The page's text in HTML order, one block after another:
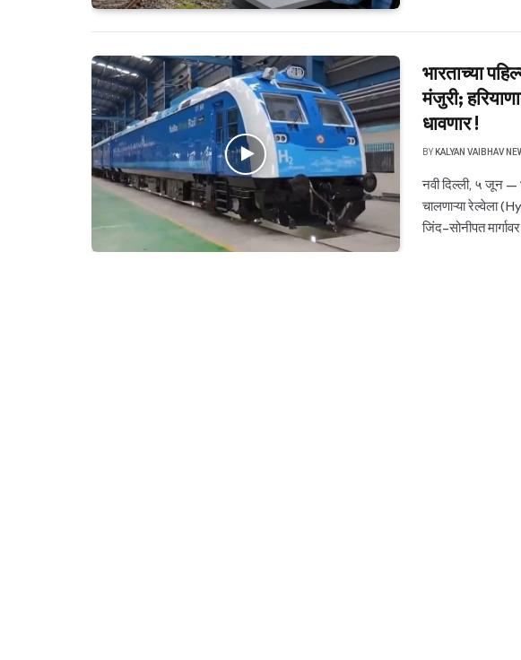
भारताच्या
मंजुरी;
धावणार !
BY KALYAN VAIBHAV
नवी दिल्ली, ५ जून —
चालणाऱ्या रेल्वेला
जिंद–सोनीपत